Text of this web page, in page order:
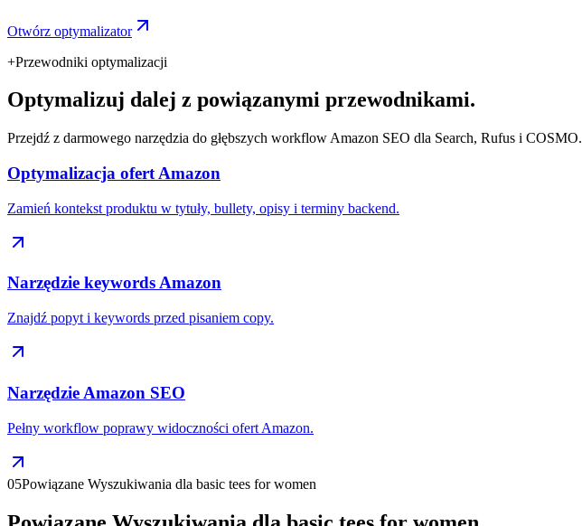
Otwórz optymalizator
+Przewodniki optymalizacji
Optymalizuj dalej z powiązanymi przewodnikami.
Przejdź z darmowego narzędzia do głębszych workflow Amazon SEO dla Search, Rufus i COSMO.
Optymalizacja ofert Amazon
Zamień kontekst produktu w tytuły, bullety, opisy i terminy backend.
Narzędzie keywords Amazon
Znajdź popyt i keywords przed pisaniem copy.
Narzędzie Amazon SEO
Pełny workflow poprawy widoczności ofert Amazon.
05Powiązane Wyszukiwania dla basic tees for women